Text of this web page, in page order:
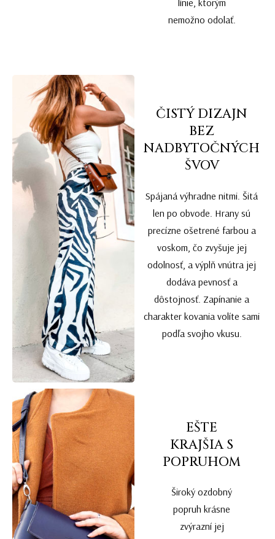
nemožno odolať.
ČISTÝ DIZAJN
BEZ
NADBYTOČNÝCH
ŠVOV
Spájaná výhradne nitmi. Šitá
len po obvode. Hrany sú
precízne ošetrené farbou a
voskom, čo zvyšuje jej
odolnosť, a výplň vnútra jej
dodáva pevnosť a
dôstojnosť. Zapínanie a
charakter kovania volíte sami
podľa svojho vkusu.
EŠTE
KRAJŠIA S
POPRUHOM
Široký ozdobný
popruh krásne
zvýrazní jej